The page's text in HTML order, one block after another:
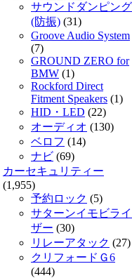
サウンドダンピング
(防振) (31)
Groove Audio System
(7)
GROUND ZERO for
BMW (1)
Rockford Direct
Fitment Speakers (1)
HID・LED (22)
オーディオ (130)
ベロフ (14)
ナビ (69)
カーセキュリティー
(1,955)
予約ロック (5)
サターンイモビライ
ザー (30)
リレーアタック (27)
クリフォードＧ6
(444)